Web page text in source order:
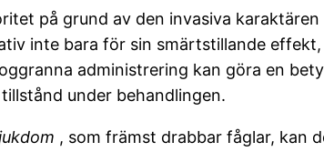
på grund av den invasiva
inte bara för sin smärtstillande
administrering kan göra en
under behandlingen.
, som främst drabbar fåglar, kan